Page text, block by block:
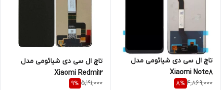
تاچ ال سی دی شیائومی مدل
Xiaomi Note8
4,869,000
8%
تاچ ال سی دی شیائومی مدل
Xiaomi Redmi12
5,191,000
9%